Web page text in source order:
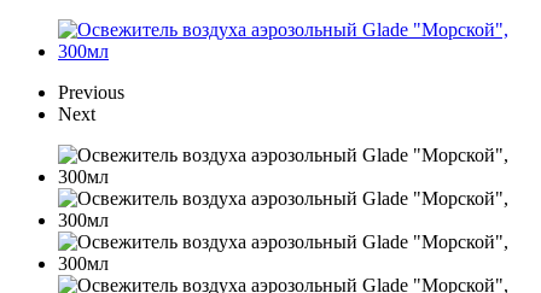
Previous
Next